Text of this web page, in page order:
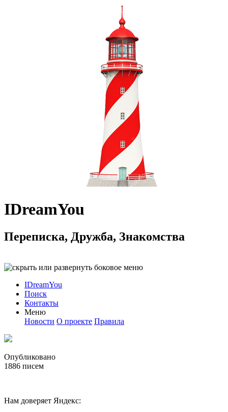
IDreamYou
Переписка, Дружба, Знакомства
IDreamYou
Поиск
Контакты
Меню
Новости О проекте Правила
Опубликовано
1886 писем
Нам доверяет Яндекс: